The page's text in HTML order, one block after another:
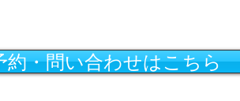
約・問い合わせはこちら